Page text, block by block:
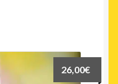
26,00€